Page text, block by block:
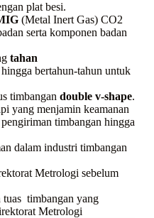
plat besi.
(Metal Inert Gas) CO2
serta komponen badan
tahan
bertahun-tahun untuk
timbangan double v-shape.
yang menjamin keamanan
timbangan hingga
dalam industri timbangan
Metrologi sebelum
tuas timbangan yang
Metrologi